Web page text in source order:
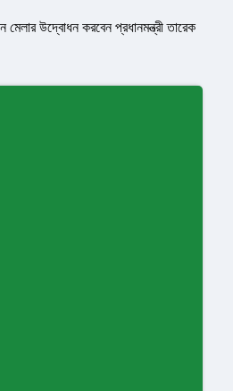
মেলার উদ্বোধন করবেন প্রধানমন্ত্রী তারেক